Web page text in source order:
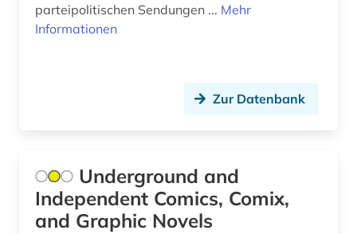
bibliografie (4)
biblische archäologie (1)
biblische motive (1)
parteipolitischen Sendungen ... Mehr
Informationen
Zur Datenbank
Underground and
Independent Comics, Comix,
and Graphic Novels